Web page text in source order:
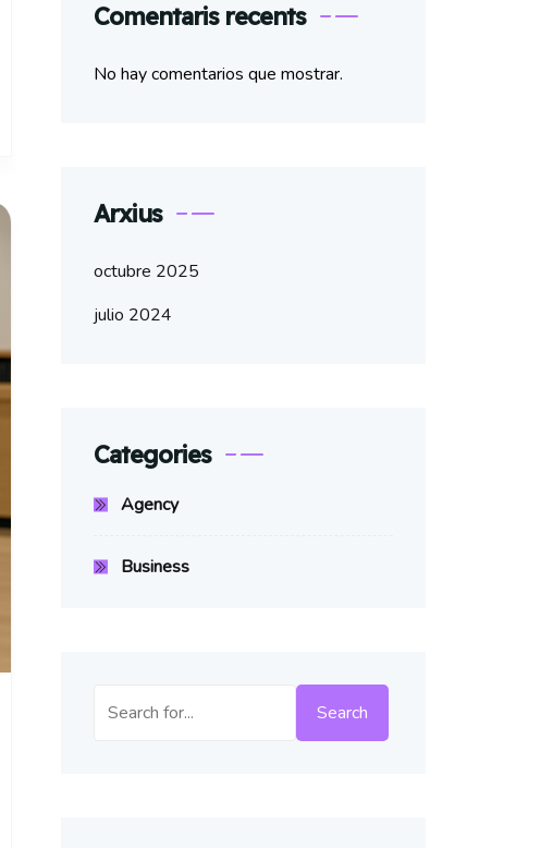
Comentaris recents
No hay comentarios que mostrar.
Arxius
octubre 2025
julio 2024
Categories
Agency
Business
Search